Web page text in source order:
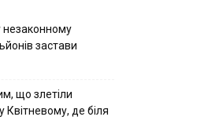
незаконному
застави
що злетіли
де біля